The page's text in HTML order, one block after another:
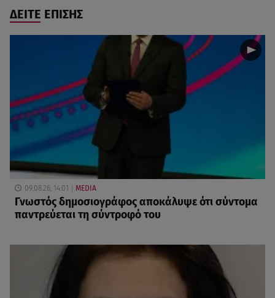
ΔΕΙΤΕ ΕΠΙΣΗΣ
09.08.26, 14:01 MEDIA
Γνωστός δημοσιογράφος αποκάλυψε ότι σύντομα
παντρεύεται τη σύντροφό του